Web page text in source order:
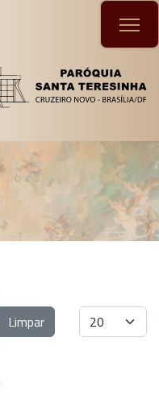
Limpar Mostrar #